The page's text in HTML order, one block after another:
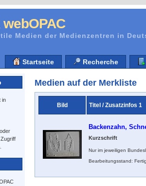
webOPAC
Medien der Medienzentren in
Startseite Recherche
in
oder
Medien auf der Merkliste
Bild Titel / Zusatzinfos 1
Backenzahn,
Kurzschrift
Nur im jeweiligen
Bearbeitungsstand: